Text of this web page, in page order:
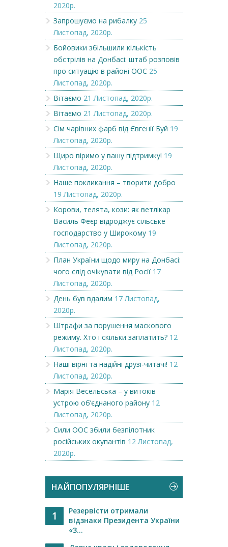
2020р.
Запрошуємо на рибалку 25
Листопад, 2020р.
Бойовики збільшили кількість
обстрілів на Донбасі: штаб розповів
про ситуацію в районі ООС 25
Листопад, 2020р.
Вітаємо 21 Листопад, 2020р.
Вітаємо 21 Листопад, 2020р.
Сім чарівних фарб від Євгенії Буй 19
Листопад, 2020р.
Щиро віримо у вашу підтримку! 19
Листопад, 2020р.
Наше покликання – творити добро
19 Листопад, 2020р.
Корови, телята, кози: як ветлікар
Василь Феєр відроджує сільське
господарство у Широкому 19
Листопад, 2020р.
План України щодо миру на Донбасі:
чого слід очікувати від Росії 17
Листопад, 2020р.
День був вдалим 17 Листопад,
2020р.
Штрафи за порушення маскового
режиму. Хто і скільки заплатить? 12
Листопад, 2020р.
Наші вірні та надійні друзі-читачі! 12
Листопад, 2020р.
Марія Весельська – у витоків
устрою об’єднаного району 12
Листопад, 2020р.
Сили ООС збили безпілотник
російських окупантів 12 Листопад,
2020р.
НАЙПОПУЛЯРНІШЕ
1
Резервісти отримали
відзнаки Президента України
«З...